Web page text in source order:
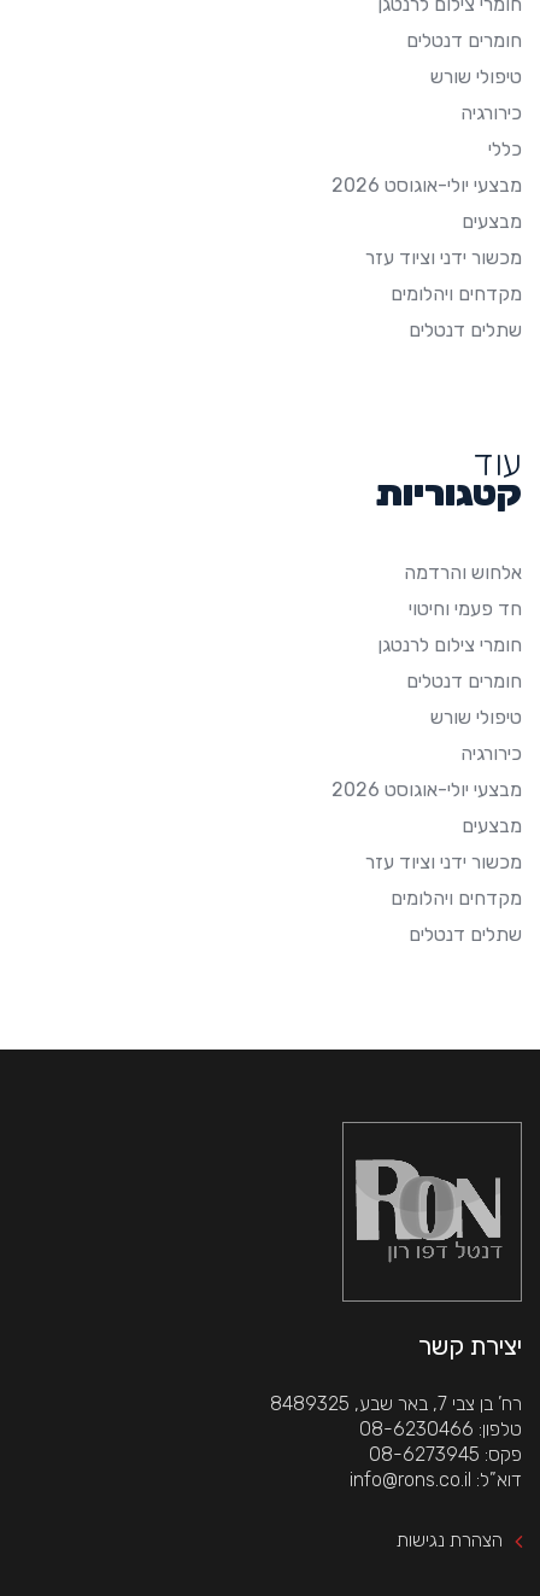
חומרי צילום לרנטגן
חומרים דנטלים
טיפולי שורש
כירורגיה
כללי
מבצעי יולי-אוגוסט 2026
מבצעים
מכשור ידני וציוד עזר
מקדחים ויהלומים
שתלים דנטלים
עוד
קטגוריות
אלחוש והרדמה
חד פעמי וחיטוי
חומרי צילום לרנטגן
חומרים דנטלים
טיפולי שורש
כירורגיה
מבצעי יולי-אוגוסט 2026
מבצעים
מכשור ידני וציוד עזר
מקדחים ויהלומים
שתלים דנטלים
יצירת קשר
רח’ בן צבי 7, באר שבע, 8489325
טלפון: 08-6230466
פקס: 08-6273945
דוא”ל: info@rons.co.il
הצהרת נגישות